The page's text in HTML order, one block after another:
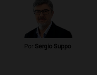
Por Sergio Suppo